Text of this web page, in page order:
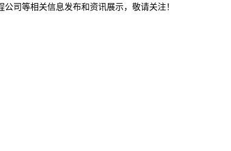
司等相关信息发布和资讯展示，敬请关注！